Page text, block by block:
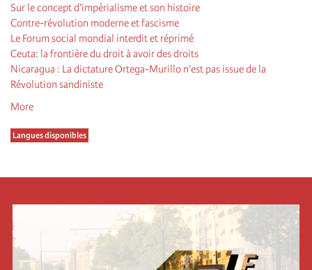
Sur le concept d’impérialisme et son histoire
Contre-révolution moderne et fascisme
Le Forum social mondial interdit et réprimé
Ceuta: la frontière du droit à avoir des droits
Nicaragua : La dictature Ortega-Murillo n’est pas issue de la
Révolution sandiniste
More
Langues disponibles